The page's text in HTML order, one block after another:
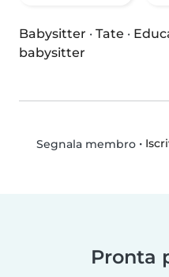
Babysitter · Tate ·
babysitter
Segnala membro•
Pronta